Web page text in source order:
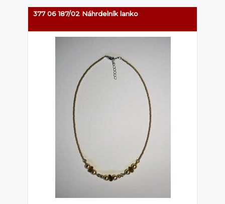
377 06 187/02 Náhrdelník lanko